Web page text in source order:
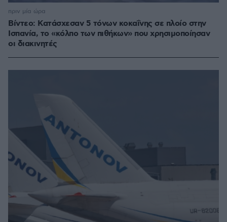
Βίντεο: Κατάσχεσαν 5 τόνων κοκαΐνης σε πλοίο στην
Ισπανία, το «κόλπο των πιθήκων» που χρησιμοποίησαν
οι διακινητές
πριν μία ώρα